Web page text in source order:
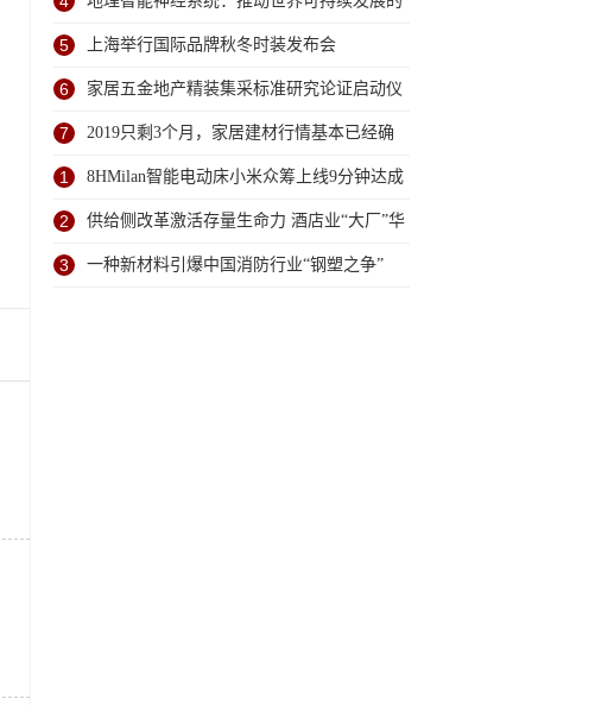
“利器”
5 上海举行国际品牌秋冬时装发布会
6 家居五金地产精装集采标准研究论证启动仪
式成功举办
7 2019只剩3个月，家居建材行情基本已经确
定
1 8HMilan智能电动床小米众筹上线9分钟达成
率100%
2 供给侧改革激活存量生命力 酒店业“大厂”华
住创造变量增长
3 一种新材料引爆中国消防行业“钢塑之争”